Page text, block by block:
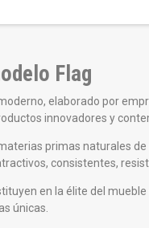
Flag
elaborado por
innovadores y
primas naturales
consistentes,
en la élite del
únicas.